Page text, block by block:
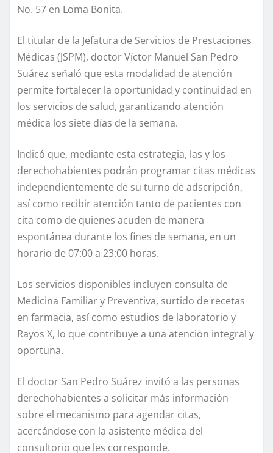
No. 57 en Loma Bonita.
El titular de la Jefatura de Servicios de Prestaciones
Médicas (JSPM), doctor Víctor Manuel San Pedro
Suárez señaló que esta modalidad de atención
permite fortalecer la oportunidad y continuidad en
los servicios de salud, garantizando atención
médica los siete días de la semana.
Indicó que, mediante esta estrategia, las y los
derechohabientes podrán programar citas médicas
independientemente de su turno de adscripción,
así como recibir atención tanto de pacientes con
cita como de quienes acuden de manera
espontánea durante los fines de semana, en un
horario de 07:00 a 23:00 horas.
Los servicios disponibles incluyen consulta de
Medicina Familiar y Preventiva, surtido de recetas
en farmacia, así como estudios de laboratorio y
Rayos X, lo que contribuye a una atención integral y
oportuna.
El doctor San Pedro Suárez invitó a las personas
derechohabientes a solicitar más información
sobre el mecanismo para agendar citas,
acercándose con la asistente médica del
consultorio que les corresponde.